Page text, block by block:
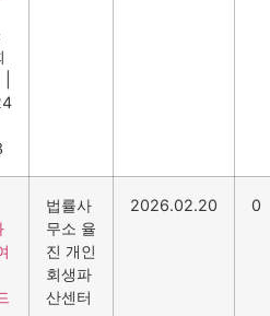
법률사
무소 율
진 개인
회생파
산센터
2026.02.20 0